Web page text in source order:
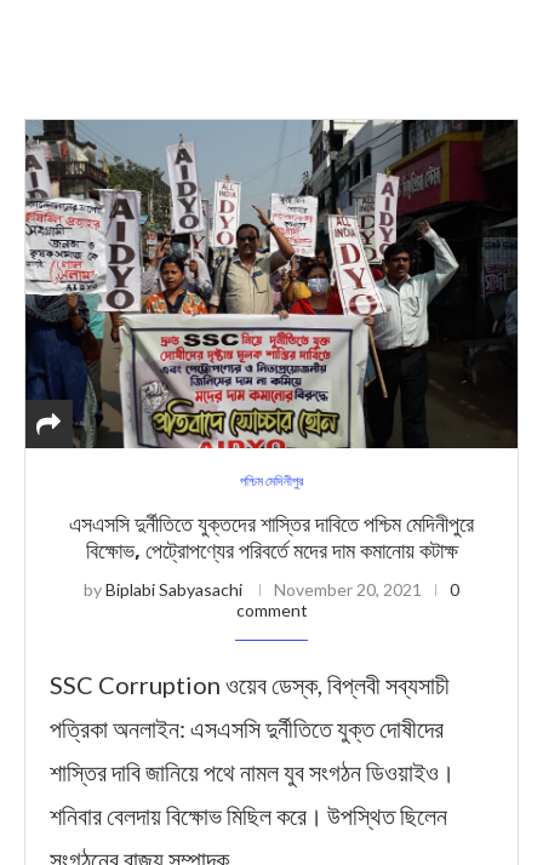
পশ্চিম মেদিনীপুর
এসএসসি দুর্নীতিতে যুক্তদের শাস্তির দাবিতে পশ্চিম মেদিনীপুরে
বিক্ষোভ, পেট্রোপণ্যের পরিবর্তে মদের দাম কমানোয় কটাক্ষ
byBiplabi Sabyasachi November 20, 2021
0
comment
SSC Corruption ওয়েব ডেস্ক, বিপ্লবী সব্যসাচী
পত্রিকা অনলাইন: এসএসসি দুর্নীতিতে যুক্ত দোষীদের
শাস্তির দাবি জানিয়ে পথে নামল যুব সংগঠন ডিওয়াইও।
শনিবার বেলদায় বিক্ষোভ মিছিল করে। উপস্থিত ছিলেন
সংগঠনের রাজ্য সম্পাদক …